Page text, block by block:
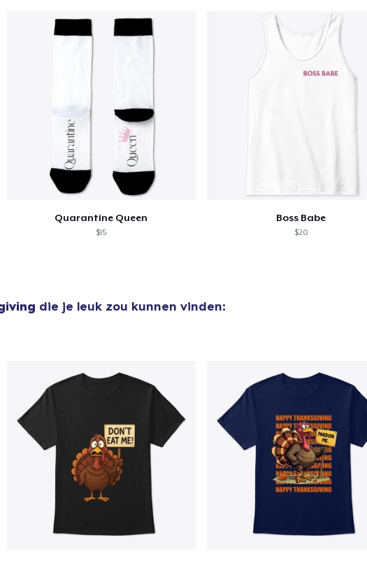
Quarantine Queen
$15
Boss Babe
$20
die je leuk zou kunnen vinden:
item aan winkelwagen toegevoegd Ga naar